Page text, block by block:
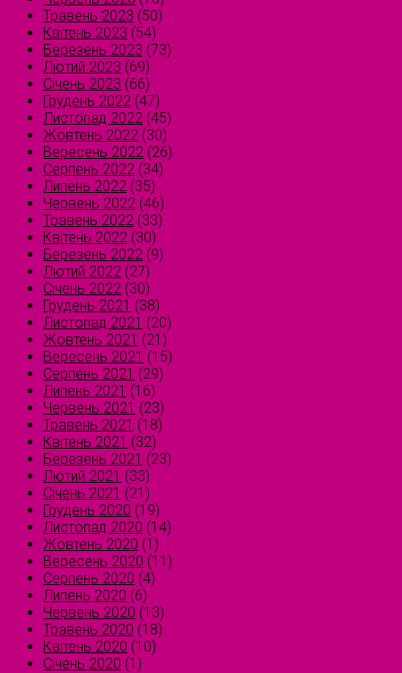
Травень 2023 (50)
Квітень 2023 (54)
Березень 2023 (73)
Лютий 2023 (69)
Січень 2023 (66)
Грудень 2022 (47)
Листопад 2022 (45)
Жовтень 2022 (30)
Вересень 2022 (26)
Серпень 2022 (34)
Липень 2022 (35)
Червень 2022 (46)
Травень 2022 (33)
Квітень 2022 (30)
Березень 2022 (9)
Лютий 2022 (27)
Січень 2022 (30)
Грудень 2021 (38)
Листопад 2021 (20)
Жовтень 2021 (21)
Вересень 2021 (15)
Серпень 2021 (29)
Липень 2021 (16)
Червень 2021 (23)
Травень 2021 (18)
Квітень 2021 (32)
Березень 2021 (23)
Лютий 2021 (33)
Січень 2021 (21)
Грудень 2020 (19)
Листопад 2020 (14)
Жовтень 2020 (1)
Вересень 2020 (11)
Серпень 2020 (4)
Липень 2020 (6)
Червень 2020 (13)
Травень 2020 (18)
Квітень 2020 (10)
Січень 2020 (1)